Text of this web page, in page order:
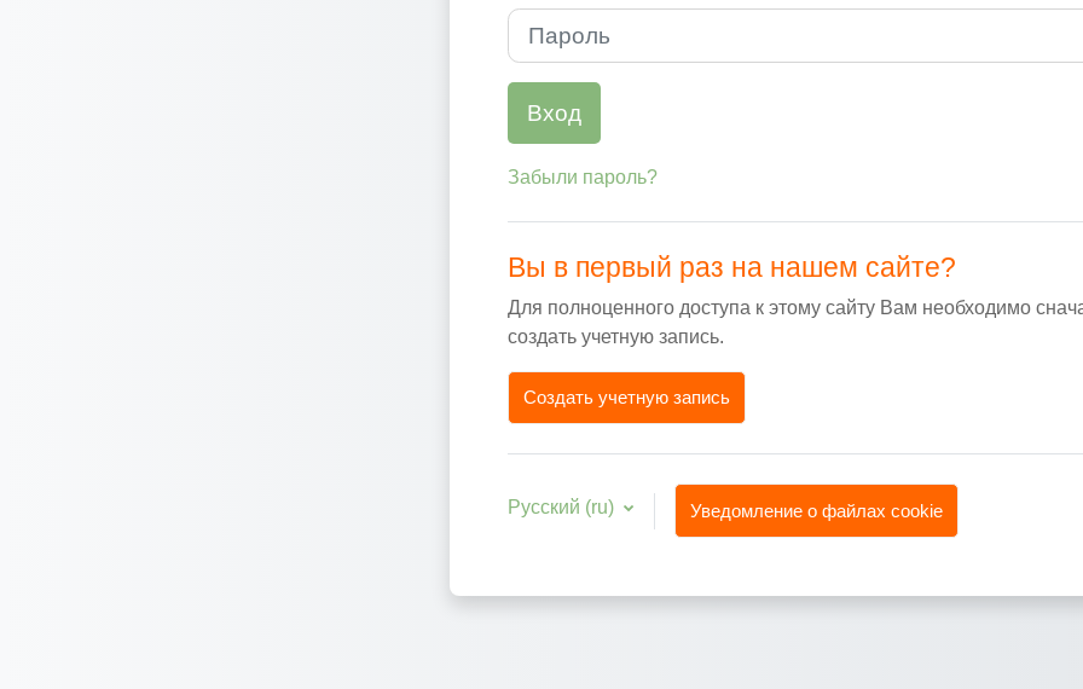
Пароль
Вход
Забыли пароль?
Вы в первый раз на нашем сайте?
Для полноценного доступа к этому сайту Вам необходимо
создать учетную запись.
Создать учетную запись
Русский ‎(ru)‎ Уведомление о файлах cookie